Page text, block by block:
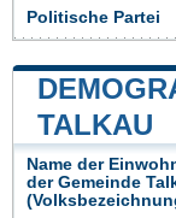
Politische Partei
TALKAU
Name der
der Gemeinde